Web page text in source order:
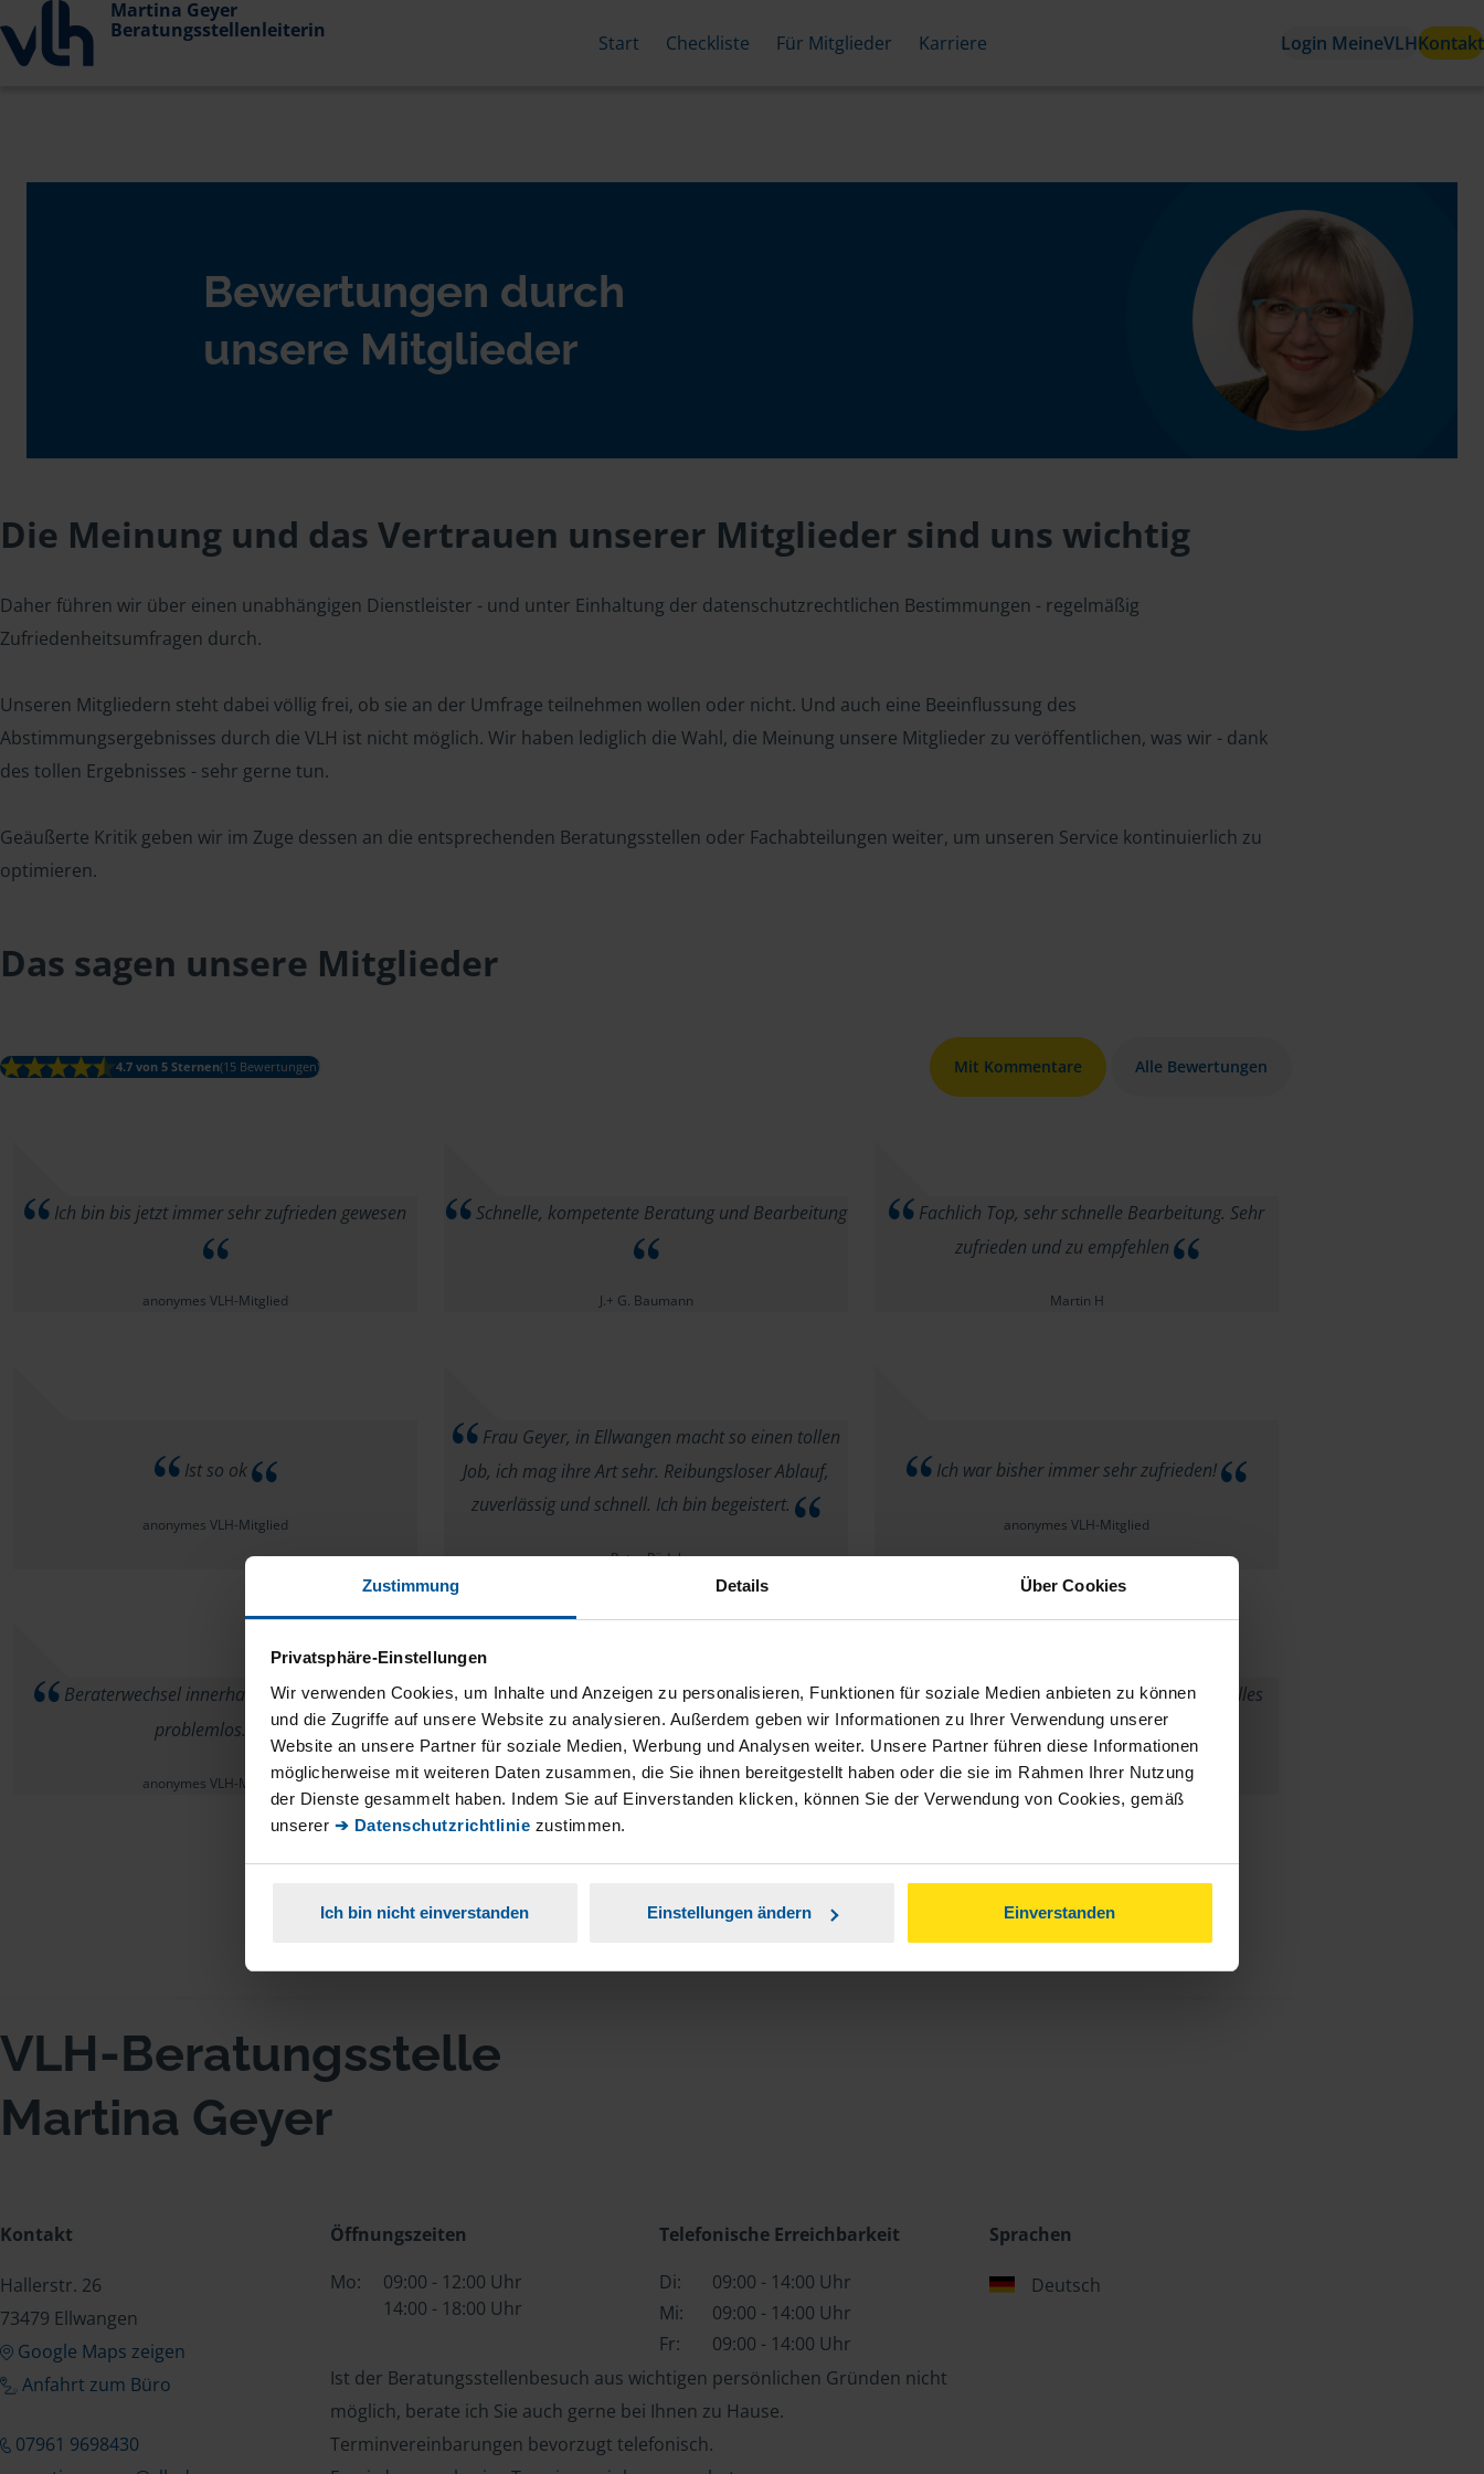
Zustimmung Details Über Cookies
Privatsphäre-Einstellungen
Wir verwenden Cookies, um Inhalte und Anzeigen zu personalisieren, Funktionen für soziale Medien anbieten zu können
und die Zugriffe auf unsere Website zu analysieren. Außerdem geben wir Informationen zu Ihrer Verwendung unserer
Website an unsere Partner für soziale Medien, Werbung und Analysen weiter. Unsere Partner führen diese Informationen
möglicherweise mit weiteren Daten zusammen, die Sie ihnen bereitgestellt haben oder die sie im Rahmen Ihrer Nutzung
der Dienste gesammelt haben. Indem Sie auf Einverstanden klicken, können Sie der Verwendung von Cookies, gemäß
unserer ➔ Datenschutzrichtlinie zustimmen.
Ich bin nicht einverstanden Einstellungen ändern Einverstanden
Martina Geyer
Beratungsstellenleiterin
Start Checkliste Für Mitglieder Karriere Login MeineVLHKontakt
Bewertungen durch
unsere Mitglieder
Die Meinung und das Vertrauen unserer Mitglieder sind uns wichtig
Daher führen wir über einen unabhängigen Dienstleister - und unter Einhaltung der datenschutzrechtlichen Bestimmungen - regelmäßig
Zufriedenheitsumfragen durch.
Unseren Mitgliedern steht dabei völlig frei, ob sie an der Umfrage teilnehmen wollen oder nicht. Und auch eine Beeinflussung des
Abstimmungsergebnisses durch die VLH ist nicht möglich. Wir haben lediglich die Wahl, die Meinung unsere Mitglieder zu veröffentlichen, was wir - dank
des tollen Ergebnisses - sehr gerne tun.
Geäußerte Kritik geben wir im Zuge dessen an die entsprechenden Beratungsstellen oder Fachabteilungen weiter, um unseren Service kontinuierlich zu
optimieren.
Das sagen unsere Mitglieder
4.7 von 5 Sternen(15 Bewertungen) Mit Kommentare Alle Bewertungen
Ich bin bis jetzt immer sehr zufrieden gewesen
anonymes VLH-Mitglied
Schnelle, kompetente Beratung und Bearbeitung
J.+ G. Baumann
Fachlich Top, sehr schnelle Bearbeitung. Sehr
zufrieden und zu empfehlen
Martin H
Ist so ok
anonymes VLH-Mitglied
Frau Geyer, in Ellwangen macht so einen tollen
Job, ich mag ihre Art sehr. Reibungsloser Ablauf,
zuverlässig und schnell. Ich bin begeistert.
Petra Rüdel
Ich war bisher immer sehr zufrieden!
anonymes VLH-Mitglied
Beraterwechsel innerhalb VLH funktionierte
problemlos.
anonymes VLH-Mitglied
Danke
anonymes VLH-Mitglied
Es gibt keine negative Beanstandungen, Alles
bestens.
anonymes VLH-Mitglied
VLH-Beratungsstelle
Martina Geyer
Kontakt
Hallerstr. 26
73479 Ellwangen
Google Maps zeigen
Anfahrt zum Büro
07961 9698430
Öffnungszeiten
Mo:
09:00 - 12:00 Uhr
14:00 - 18:00 Uhr
Telefonische Erreichbarkeit
Di:
09:00 - 14:00 Uhr
Mi:
09:00 - 14:00 Uhr
Fr:
09:00 - 14:00 Uhr
Ist der Beratungsstellenbesuch aus wichtigen persönlichen Gründen nicht
möglich, berate ich Sie auch gerne bei Ihnen zu Hause.
Terminvereinbarungen bevorzugt telefonisch.
Sprachen
Deutsch